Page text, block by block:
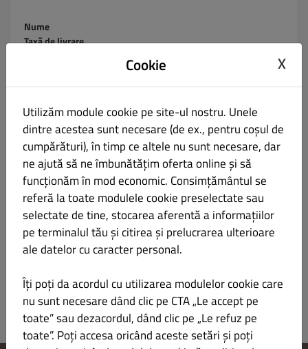
Nume
Taxă de livrare
LEI 5.00 la toate comenzile
2 | Minim 95 lei
LEI 8.00 la toate comenzile
3 | Minim 130 lei
LEI 10.00 la toate comenzile
4 | Minim 300 lei
LEI 12.00 la toate comenzile
5 | Minim 500 lei
Cookie X
Utilizăm module cookie pe site-ul nostru. Unele
dintre acestea sunt necesare (de ex., pentru coșul de
cumpărături), în timp ce altele nu sunt necesare, dar
ne ajută să ne îmbunătățim oferta online și să
funcționăm în mod economic. Consimțământul se
referă la toate modulele cookie preselectate sau
selectate de tine, stocarea aferentă a informațiilor
pe terminalul tău și citirea și prelucrarea ulterioare
ale datelor cu caracter personal.
Îți poți da acordul cu utilizarea modulelor cookie care
nu sunt necesare dând clic pe CTA „Le accept pe
toate” sau dezacordul, dând clic pe „Le refuz pe
toate”. Poți accesa oricând aceste setări și poți